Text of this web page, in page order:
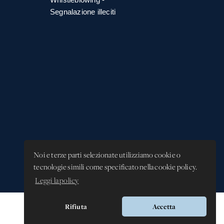
Noi e terze parti selezionate utilizziamo cookie o
tecnologie simili come specificato nella cookie policy.
Leggi la policy
Rifiuta Accetta
Segnalazione illeciti